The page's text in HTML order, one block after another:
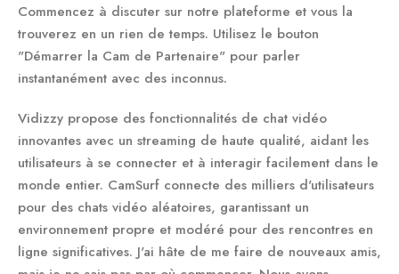
Commencez à discuter sur notre plateforme et vous la
trouverez en un rien de temps. Utilisez le bouton
"Démarrer la Cam de Partenaire" pour parler
instantanément avec des inconnus.
Vidizzy propose des fonctionnalités de chat vidéo
innovantes avec un streaming de haute qualité, aidant les
utilisateurs à se connecter et à interagir facilement dans le
monde entier. CamSurf connecte des milliers d'utilisateurs
pour des chats vidéo aléatoires, garantissant un
environnement propre et modéré pour des rencontres en
ligne significatives. J'ai hâte de me faire de nouveaux amis,